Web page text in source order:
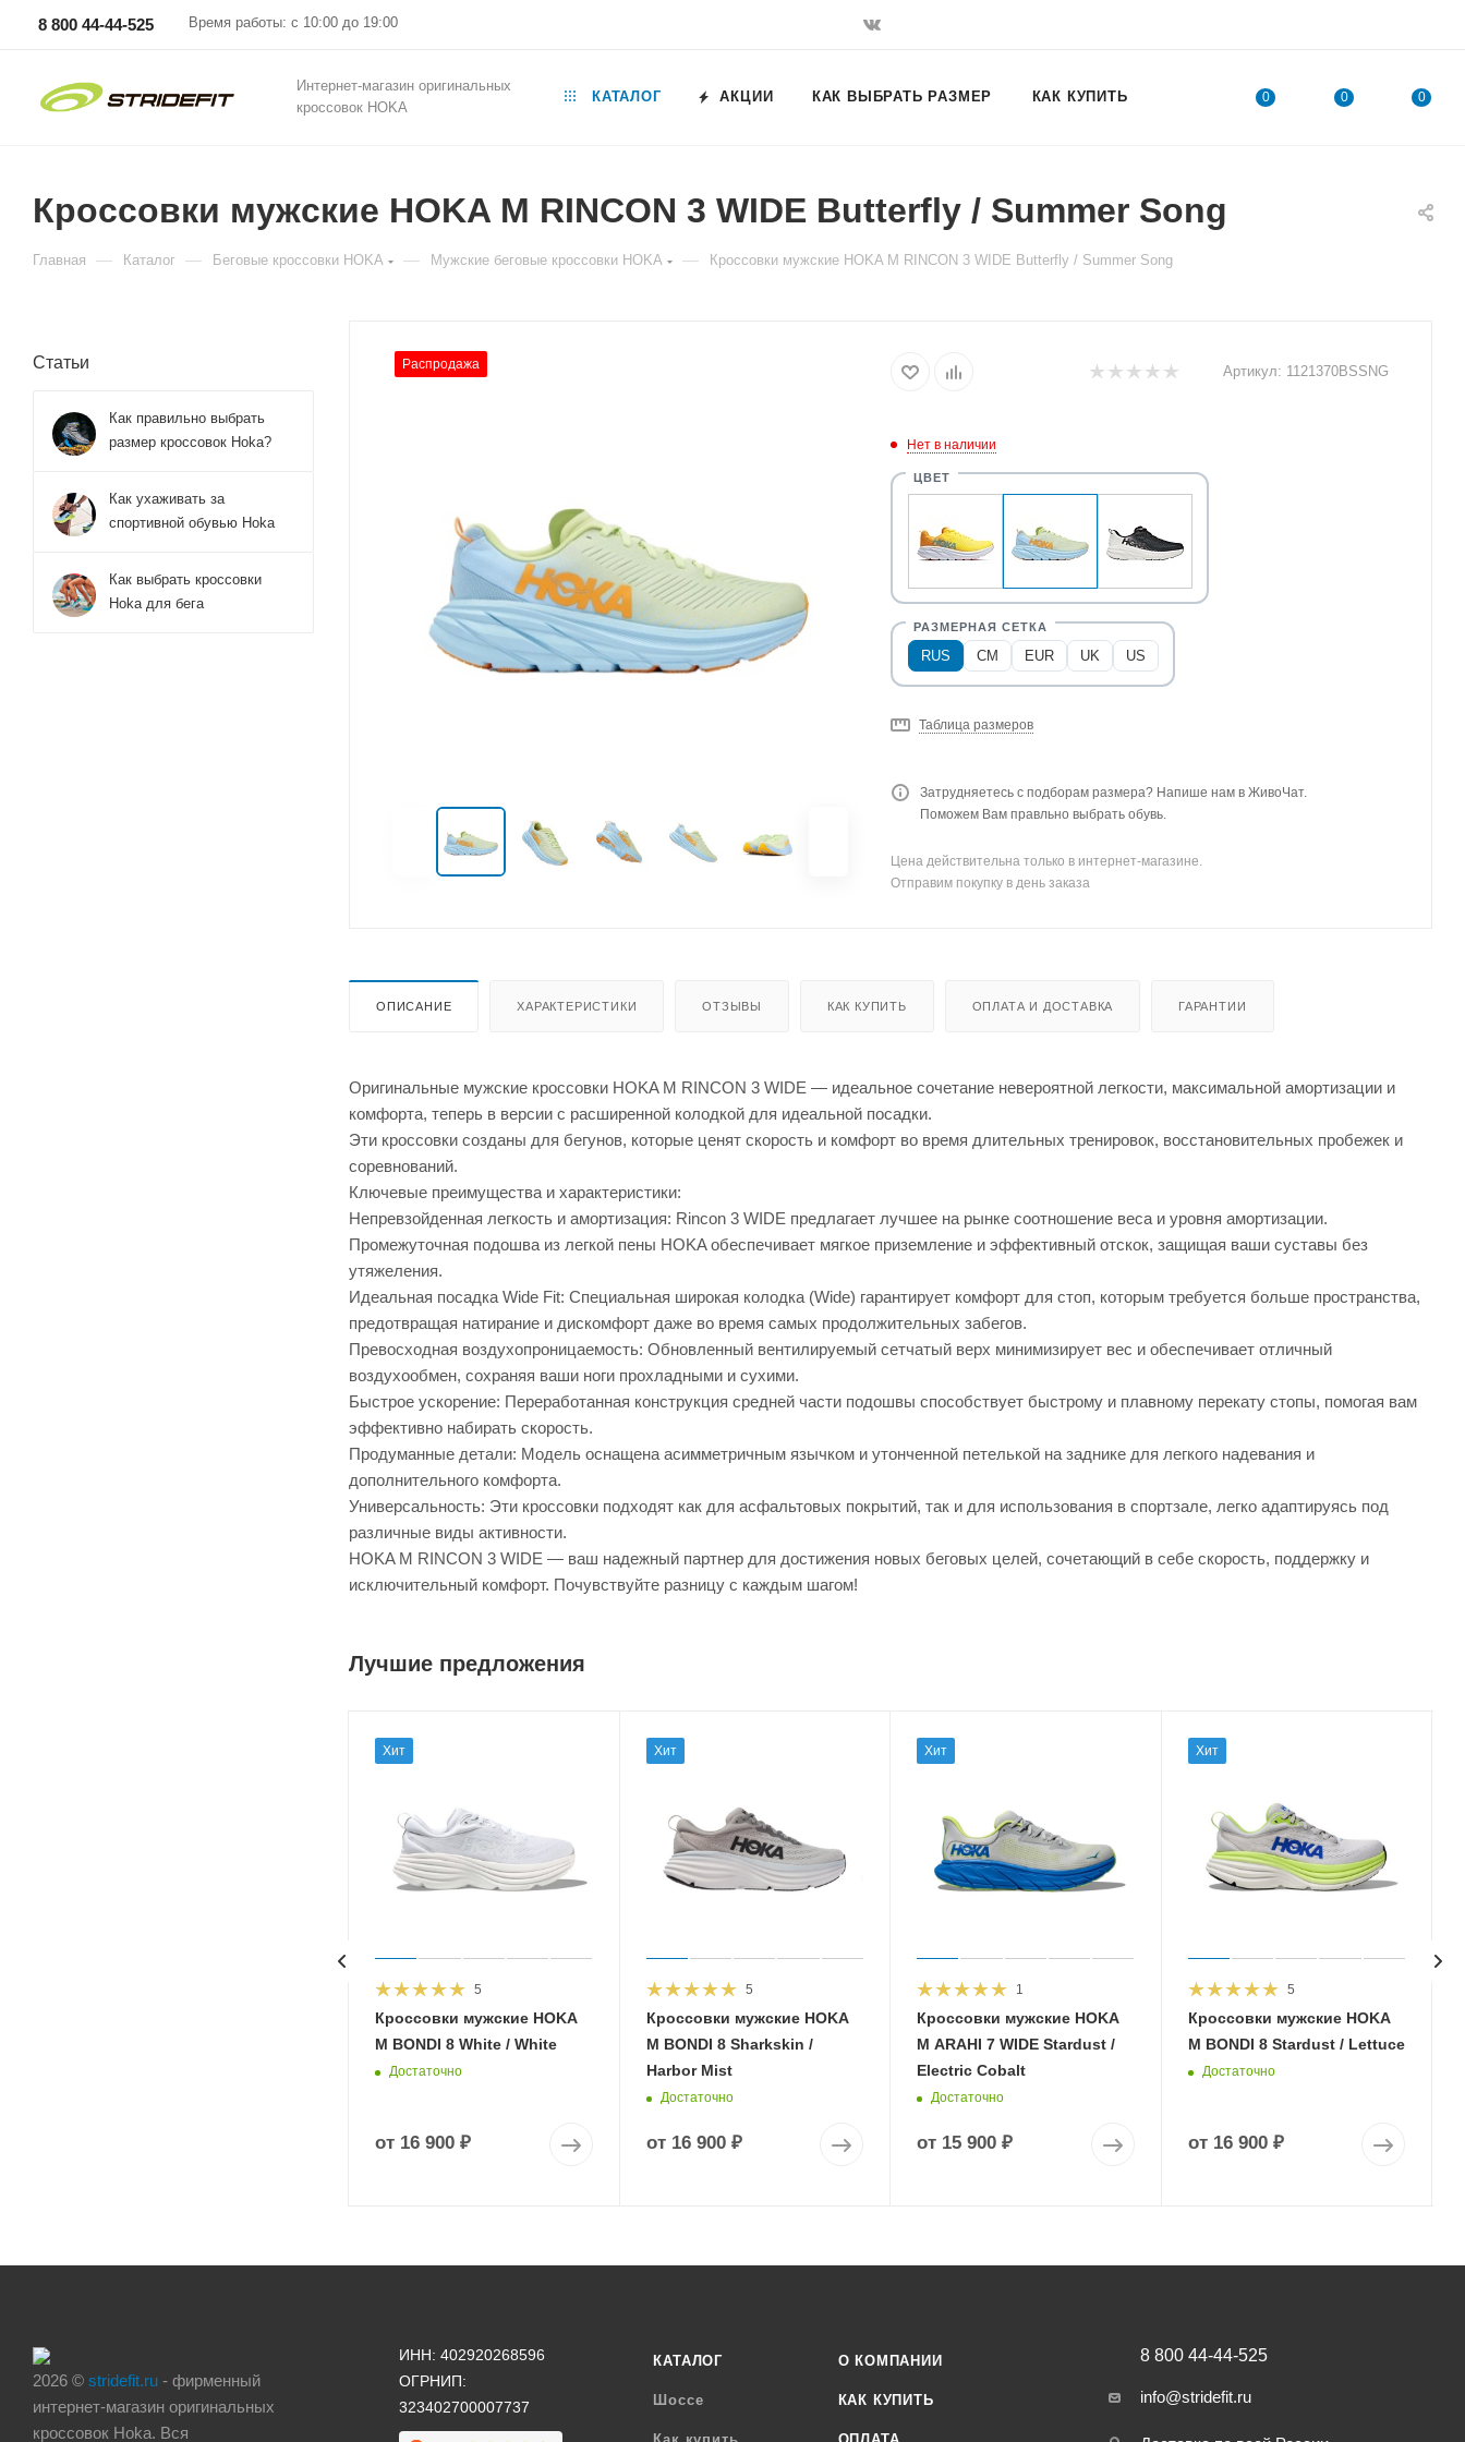
8 800 44-44-525 Время работы: с 10:00 до 19:00
0 0 0
Интернет-магазин оригинальных
кроссовок HOKA
КАТАЛОГ АКЦИИ КАК ВЫБРАТЬ РАЗМЕР КАК КУПИТЬ
Кроссовки мужские HOKA M RINCON 3 WIDE Butterfly / Summer Song
Главная — Каталог — Беговые кроссовки HOKA — Мужские беговые кроссовки HOKA — Кроссовки мужские HOKA M RINCON 3 WIDE Butterfly / Summer Song
Распродажа Артикул: 1121370BSSNG
Нет в наличии
RUS CM EUR UK US
Таблица размеров
Затрудняетесь с подборам размера? Напише нам в ЖивоЧат.
Поможем Вам правльно выбрать обувь.
Цена действительна только в интернет-магазине.
Отправим покупку в день заказа
ОПИСАНИЕ ХАРАКТЕРИСТИКИ ОТЗЫВЫ КАК КУПИТЬ ОПЛАТА И ДОСТАВКА ГАРАНТИИ
Оригинальные мужские кроссовки HOKA M RINCON 3 WIDE — идеальное сочетание невероятной легкости, максимальной амортизации и
комфорта, теперь в версии с расширенной колодкой для идеальной посадки.
Эти кроссовки созданы для бегунов, которые ценят скорость и комфорт во время длительных тренировок, восстановительных пробежек и
соревнований.
Ключевые преимущества и характеристики:
Непревзойденная легкость и амортизация: Rincon 3 WIDE предлагает лучшее на рынке соотношение веса и уровня амортизации.
Промежуточная подошва из легкой пены HOKA обеспечивает мягкое приземление и эффективный отскок, защищая ваши суставы без
утяжеления.
Идеальная посадка Wide Fit: Специальная широкая колодка (Wide) гарантирует комфорт для стоп, которым требуется больше пространства,
предотвращая натирание и дискомфорт даже во время самых продолжительных забегов.
Превосходная воздухопроницаемость: Обновленный вентилируемый сетчатый верх минимизирует вес и обеспечивает отличный
воздухообмен, сохраняя ваши ноги прохладными и сухими.
Быстрое ускорение: Переработанная конструкция средней части подошвы способствует быстрому и плавному перекату стопы, помогая вам
эффективно набирать скорость.
Продуманные детали: Модель оснащена асимметричным язычком и утонченной петелькой на заднике для легкого надевания и
дополнительного комфорта.
Универсальность: Эти кроссовки подходят как для асфальтовых покрытий, так и для использования в спортзале, легко адаптируясь под
различные виды активности.
HOKA M RINCON 3 WIDE — ваш надежный партнер для достижения новых беговых целей, сочетающий в себе скорость, поддержку и
исключительный комфорт. Почувствуйте разницу с каждым шагом!
Лучшие предложения
Хит
5
Кроссовки мужские HOKA
M BONDI 8 White / White
Достаточно
от 16 900 ₽
Хит
5
Кроссовки мужские HOKA
M BONDI 8 Sharkskin /
Harbor Mist
Достаточно
от 16 900 ₽
Хит
1
Кроссовки мужские HOKA
M ARAHI 7 WIDE Stardust /
Electric Cobalt
Достаточно
от 15 900 ₽
Хит
5
Кроссовки мужские HOKA
M BONDI 8 Stardust / Lettuce
Достаточно
от 16 900 ₽
Статьи
Как правильно выбрать
размер кроссовок Hoka?
Как ухаживать за
спортивной обувью Hoka
Как выбрать кроссовки
Hoka для бега
2026 © stridefit.ru - фирменный
интернет-магазин оригинальных
кроссовок Hoka. Вся
ИНН: 402920268596
ОГРНИП:
323402700007737
КАТАЛОГ
Шоссе
О КОМПАНИИ
КАК КУПИТЬ
8 800 44-44-525
info@stridefit.ru